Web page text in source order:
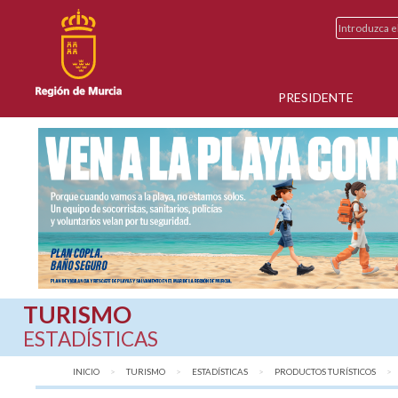
PRESIDENTE
TURISMO
ESTADÍSTICAS
INICIO TURISMO ESTADÍSTICAS PRODUCTOS TURÍSTICOS